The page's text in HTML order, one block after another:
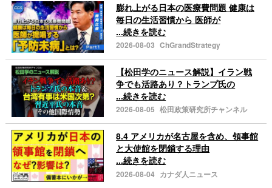
膨れ上がる日本の医療費問題 健康は
毎日の生活習慣から 医師が
...続きを読む
2026-08-03 ChGrandStrategy
【松田学のニュース解説】イラン戦
争でも活路あり？トランプ氏の
...続きを読む
2026-08-05 松田政策研究所チャンネル
8.4 アメリカが名古屋を含め、領事館
と大使館を閉鎖する理由
...続きを読む
2026-08-04 カナダ人ニュース